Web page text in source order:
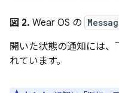
図 2. Wear OS の
開いた状態の通知には、
れています。